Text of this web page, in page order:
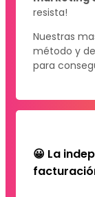
resista!
Nuestras
método y
para
😀 La